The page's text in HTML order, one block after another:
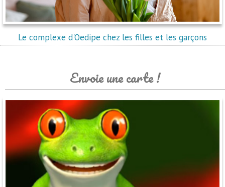
Le complexe d'Oedipe chez les filles et les garçons
Envoie une carte !